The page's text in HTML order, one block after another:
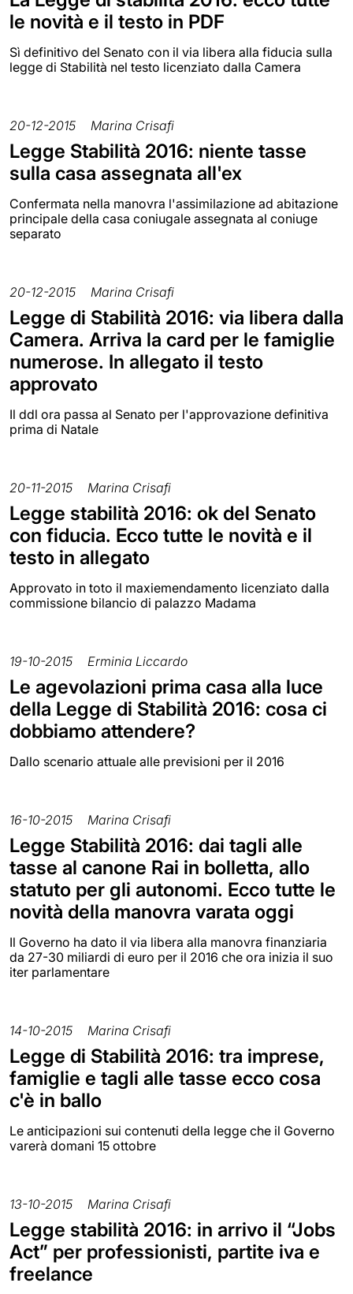
le novità e il testo in PDF
Sì definitivo del Senato con il via libera alla fiducia sulla
legge di Stabilità nel testo licenziato dalla Camera
20-12-2015 Marina Crisafi
Legge Stabilità 2016: niente tasse
sulla casa assegnata all'ex
Confermata nella manovra l'assimilazione ad abitazione
principale della casa coniugale assegnata al coniuge
separato
20-12-2015 Marina Crisafi
Legge di Stabilità 2016: via libera dalla
Camera. Arriva la card per le famiglie
numerose. In allegato il testo
approvato
Il ddl ora passa al Senato per l'approvazione definitiva
prima di Natale
20-11-2015 Marina Crisafi
Legge stabilità 2016: ok del Senato
con fiducia. Ecco tutte le novità e il
testo in allegato
Approvato in toto il maxiemendamento licenziato dalla
commissione bilancio di palazzo Madama
19-10-2015 Erminia Liccardo
Le agevolazioni prima casa alla luce
della Legge di Stabilità 2016: cosa ci
dobbiamo attendere?
Dallo scenario attuale alle previsioni per il 2016
16-10-2015 Marina Crisafi
Legge Stabilità 2016: dai tagli alle
tasse al canone Rai in bolletta, allo
statuto per gli autonomi. Ecco tutte le
novità della manovra varata oggi
Il Governo ha dato il via libera alla manovra finanziaria
da 27-30 miliardi di euro per il 2016 che ora inizia il suo
iter parlamentare
14-10-2015 Marina Crisafi
Legge di Stabilità 2016: tra imprese,
famiglie e tagli alle tasse ecco cosa
c'è in ballo
Le anticipazioni sui contenuti della legge che il Governo
varerà domani 15 ottobre
13-10-2015 Marina Crisafi
Legge stabilità 2016: in arrivo il “Jobs
Act” per professionisti, partite iva e
freelance